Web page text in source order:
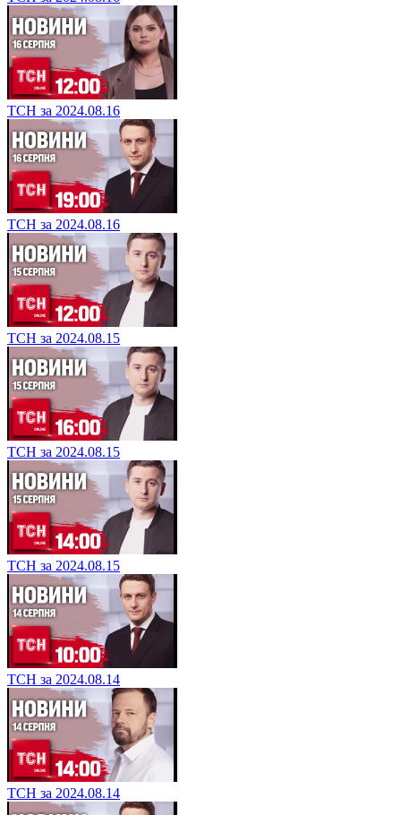
ТСН за 2024.08.16
ТСН за 2024.08.16
ТСН за 2024.08.15
ТСН за 2024.08.15
ТСН за 2024.08.15
ТСН за 2024.08.14
ТСН за 2024.08.14